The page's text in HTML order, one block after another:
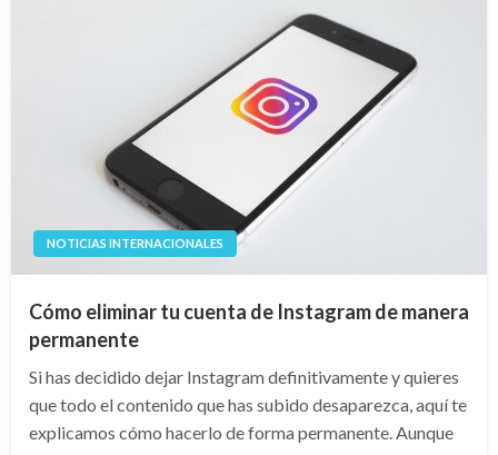
NOTICIAS INTERNACIONALES
Cómo eliminar tu cuenta de Instagram de manera
permanente
Si has decidido dejar Instagram definitivamente y quieres
que todo el contenido que has subido desaparezca, aquí te
explicamos cómo hacerlo de forma permanente. Aunque